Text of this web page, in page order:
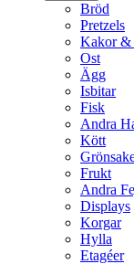
Bröd
Pretzels
Kakor &
Ost
Ägg
Isbitar
Fisk
Andra
Kött
Frukt
Andra
Displays
Korgar
Hylla
Etagéer